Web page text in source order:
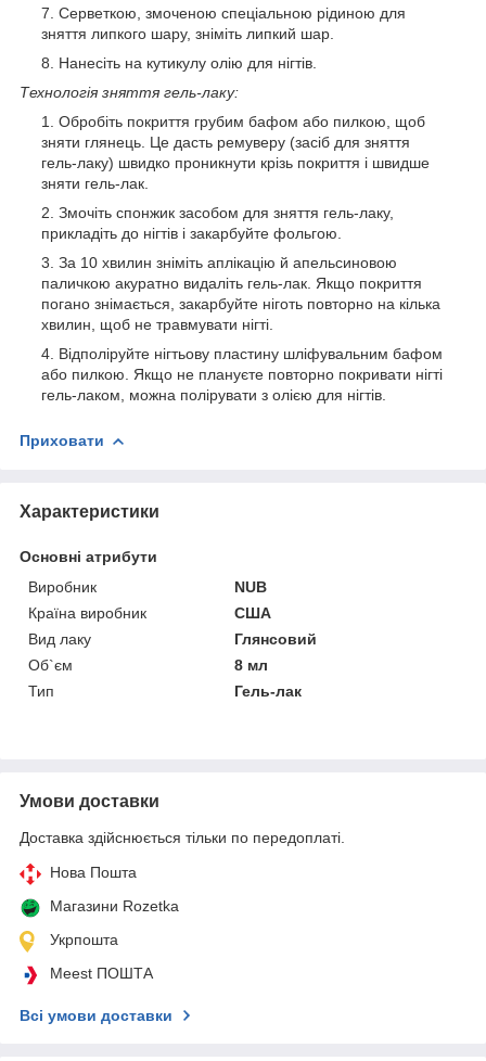
Серветкою, змоченою спеціальною рідиною для
зняття липкого шару, зніміть липкий шар.
Нанесіть на кутикулу олію для нігтів.
Технологія зняття гель-лаку:
Обробіть покриття грубим бафом або пилкою, щоб
зняти глянець. Це дасть ремуверу (засіб для зняття
гель-лаку) швидко проникнути крізь покриття і швидше
зняти гель-лак.
Змочіть спонжик засобом для зняття гель-лаку,
прикладіть до нігтів і закарбуйте фольгою.
За 10 хвилин зніміть аплікацію й апельсиновою
паличкою акуратно видаліть гель-лак. Якщо покриття
погано знімається, закарбуйте ніготь повторно на кілька
хвилин, щоб не травмувати нігті.
Відполіруйте нігтьову пластину шліфувальним бафом
або пилкою. Якщо не плануєте повторно покривати нігті
гель-лаком, можна полірувати з олією для нігтів.
Приховати
Характеристики
Основні атрибути
Виробник
NUB
Країна виробник
США
Вид лаку
Глянсовий
Об`єм
8 мл
Тип
Гель-лак
Умови доставки
Доставка здійснюється тільки по передоплаті.
Нова Пошта
Магазини Rozetka
Укрпошта
Meest ПОШТА
Всі умови доставки